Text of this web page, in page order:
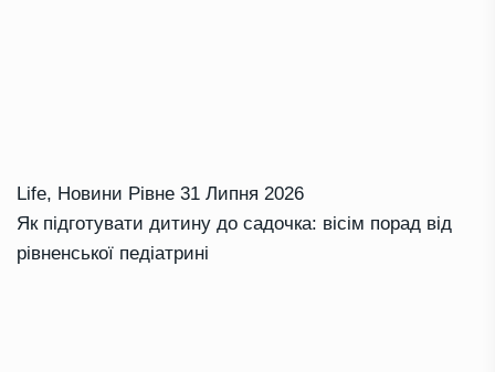
Life, Новини Рівне 31 Липня 2026
Як підготувати дитину до садочка: вісім порад від
рівненської педіатрині